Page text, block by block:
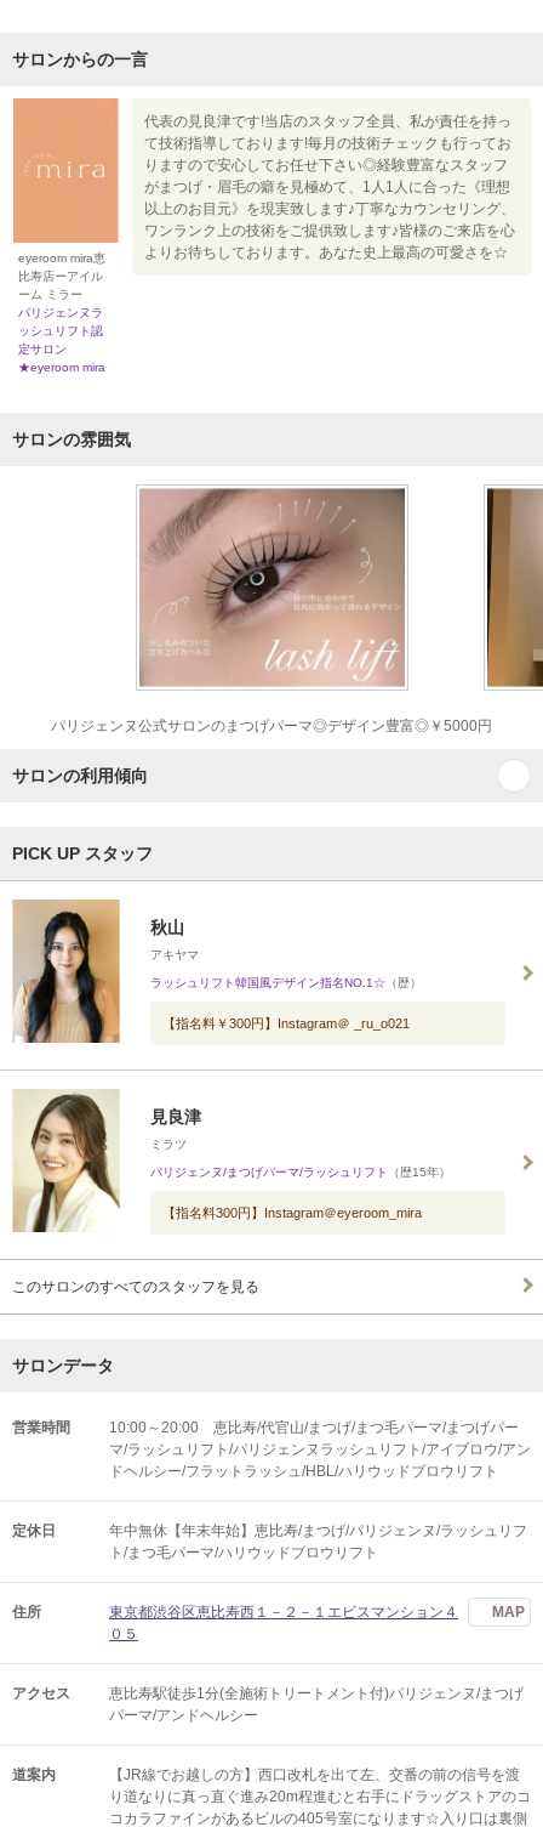
サロンからの一言
eyeroom mira恵
比寿店ーアイル
ーム ミラー
パリジェンヌラ
ッシュリフト認
定サロン
★eyeroom mira
代表の見良津です!当店のスタッフ全員、私が責任を持っ
て技術指導しております!毎月の技術チェックも行ってお
りますので安心してお任せ下さい◎経験豊富なスタッフ
がまつげ・眉毛の癖を見極めて、1人1人に合った《理想
以上のお目元》を現実致します♪丁寧なカウンセリング、
ワンランク上の技術をご提供致します♪皆様のご来店を心
よりお待ちしております。あなた史上最高の可愛さを☆
サロンの雰囲気
パリジェンヌ公式サロンのまつげパーマ◎デザイン豊富◎￥5000円
サロンの利用傾向
PICK UP スタッフ
秋山
アキヤマ
ラッシュリフト韓国風デザイン指名NO.1☆ （歴）
【指名料￥300円】Instagram＠ _ru_o021
見良津
ミラツ
パリジェンヌ/まつげパーマ/ラッシュリフト （歴15年）
【指名料300円】Instagram＠eyeroom_mira
このサロンのすべてのスタッフを見る
サロンデータ
営業時間
10:00～20:00 恵比寿/代官山/まつげ/まつ毛パーマ/まつげパー
マ/ラッシュリフト/パリジェンヌラッシュリフト/アイブロウ/アン
ドヘルシー/フラットラッシュ/HBL/ハリウッドブロウリフト
定休日
年中無休【年末年始】恵比寿/まつげ/パリジェンヌ/ラッシュリフ
ト/まつ毛パーマ/ハリウッドブロウリフト
住所
東京都渋谷区恵比寿西１－２－１エビスマンション４
０５
MAP
アクセス
恵比寿駅徒歩1分(全施術トリートメント付)パリジェンヌ/まつげ
パーマ/アンドヘルシー
道案内
【JR線でお越しの方】西口改札を出て左、交番の前の信号を渡
り道なりに真っ直ぐ進み20m程進むと右手にドラッグストアのコ
コカラファインがあるビルの405号室になります☆入り口は裏側